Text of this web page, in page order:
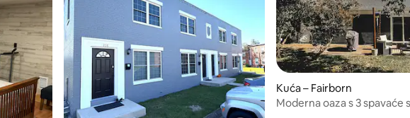
Kuća – Fairborn
Moderna oaza s 3 spavaće